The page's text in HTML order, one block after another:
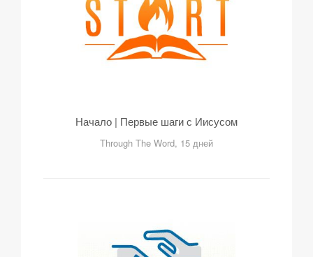
Начало | Первые шаги с Иисусом
Through The Word, 15 дней